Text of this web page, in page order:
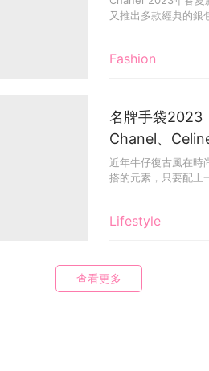
Fashion
又推出多款經典的銀
Lifestyle
名牌手袋2023
Chanel、
近年牛仔復古風在時
搭的元素，只要配上
查看更多